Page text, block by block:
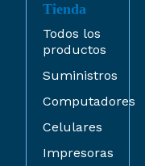
Tienda
Todos los
productos
Suministros
Computadores
Celulares
Impresoras